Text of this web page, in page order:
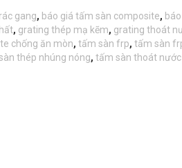
gang, báo giá tấm sàn composite,
, grating thép mạ kẽm, grating thoát
chống ăn mòn, tấm sàn frp, tấm sàn
thép nhúng nóng, tấm sàn thoát